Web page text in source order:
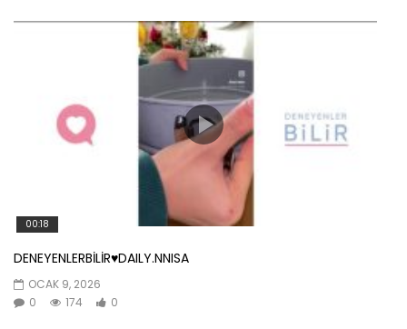
00:18
DENEYENLERBİLİR♥️DAILY.NNISA
OCAK 9, 2026
0
174 0